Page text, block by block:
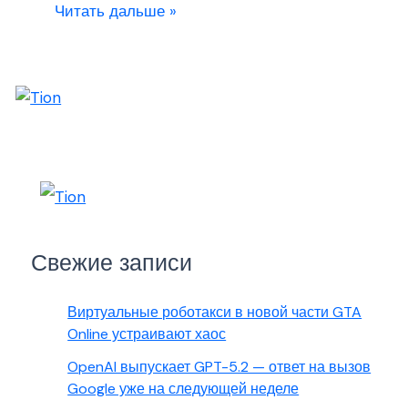
Читать дальше »
Свежие записи
Виртуальные роботакси в новой части GTA
Online устраивают хаос
OpenAI выпускает GPT-5.2 — ответ на вызов
Google уже на следующей неделе